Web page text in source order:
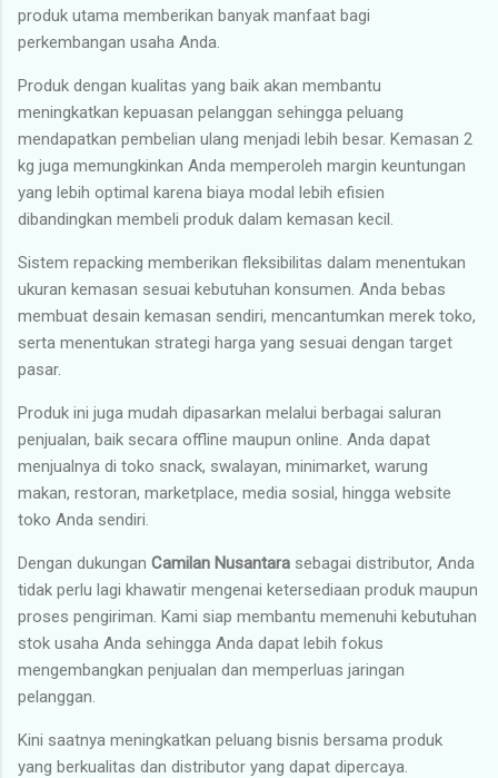
produk utama memberikan banyak manfaat bagi
perkembangan usaha Anda.
Produk dengan kualitas yang baik akan membantu
meningkatkan kepuasan pelanggan sehingga peluang
mendapatkan pembelian ulang menjadi lebih besar. Kemasan 2
kg juga memungkinkan Anda memperoleh margin keuntungan
yang lebih optimal karena biaya modal lebih efisien
dibandingkan membeli produk dalam kemasan kecil.
Sistem repacking memberikan fleksibilitas dalam menentukan
ukuran kemasan sesuai kebutuhan konsumen. Anda bebas
membuat desain kemasan sendiri, mencantumkan merek toko,
serta menentukan strategi harga yang sesuai dengan target
pasar.
Produk ini juga mudah dipasarkan melalui berbagai saluran
penjualan, baik secara offline maupun online. Anda dapat
menjualnya di toko snack, swalayan, minimarket, warung
makan, restoran, marketplace, media sosial, hingga website
toko Anda sendiri.
Dengan dukungan Camilan Nusantara sebagai distributor, Anda
tidak perlu lagi khawatir mengenai ketersediaan produk maupun
proses pengiriman. Kami siap membantu memenuhi kebutuhan
stok usaha Anda sehingga Anda dapat lebih fokus
mengembangkan penjualan dan memperluas jaringan
pelanggan.
Kini saatnya meningkatkan peluang bisnis bersama produk
yang berkualitas dan distributor yang dapat dipercaya.